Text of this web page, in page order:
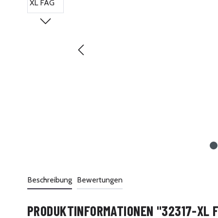
Beschreibung Bewertungen
PRODUKTINFORMATIONEN "32317-XL